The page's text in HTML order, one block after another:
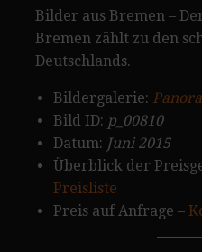
Bilder aus Bremen –
Bremen zählt zu den
Deutschlands.
Bildergalerie:
Bild ID: p_00810
Datum: Juni 2015
Überblick der
Preisliste
Preis auf Anfrage –